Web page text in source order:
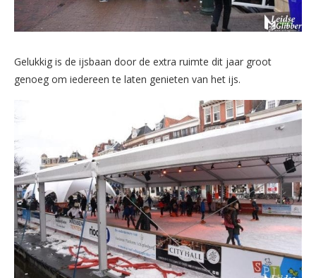
Gelukkig is de ijsbaan door de extra ruimte dit jaar groot
genoeg om iedereen te laten genieten van het ijs.